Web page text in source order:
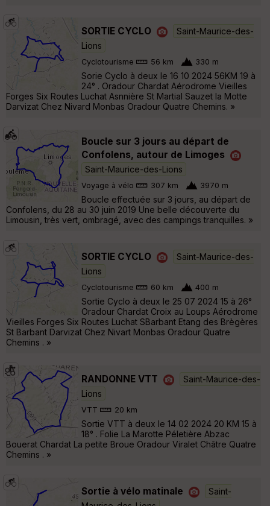
SORTIE CYCLO
Saint-Maurice-des-
Lions
Cyclotourisme 56 km 330 m
Sorie Cyclo à deux le 16 10 2024 56KM 19 à
24° . Oradour Chardat Aérodrome Vieilles
Forges Six Routes Luchat Asnnière St Martial Sauzet la Motte
Darvizat Chez Nivard Monbas Oradour Quatre Chemins. »
Boucle sur 3 jours au départ de
Confolens, autour de Limoges
Saint-Maurice-des-Lions
Voyage à vélo 307 km 3970 m
Boucle effectuée sur 3 jours, au départ de
Confolens, du 28 au 30 juin 2019 Une belle découverte du
Limousin, très vert, ombragé, avec des campings tranquilles. »
SORTIE CYCLO
Saint-Maurice-des-
Lions
Cyclotourisme 60 km 400 m
Sortie Cyclo à deux le 25 07 2024 15 à 26°
Oradour Chardat Croix au Loups Aérodrome
Vieilles Forges Six Routes Luchat SBarbant Etang des Brègères
St Barbant Darvizat Chez Nivart Monbas Oradour Quatre
Chemins . »
RANDONNE VTT
Saint-Maurice-des-
Lions
VTT 20 km
Sortie VTT à deux le 14 02 2024 20 KM 15 à
18° . Folie La Marotte Péletière Abzac
Bouerat Chardat La petite Broue Oradour Viralet Châtre Quatre
Chemins . »
Sortie à vélo matinale
Saint-